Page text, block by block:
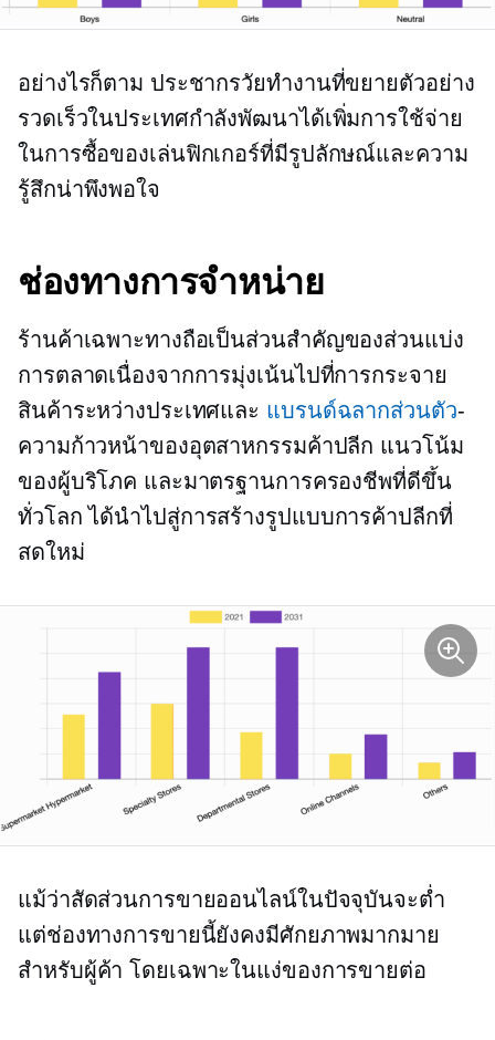
อย่างไรก็ตาม ประชากรวัยทำงานที่ขยายตัวอย่าง
รวดเร็วในประเทศกำลังพัฒนาได้เพิ่มการใช้จ่าย
ในการซื้อของเล่นฟิกเกอร์ที่มีรูปลักษณ์และความ
รู้สึกน่าพึงพอใจ
ช่องทางการจำหน่าย
ร้านค้าเฉพาะทางถือเป็นส่วนสำคัญของส่วนแบ่ง
การตลาดเนื่องจากการมุ่งเน้นไปที่การกระจาย
สินค้าระหว่างประเทศและ แบรนด์ฉลากส่วนตัว-
ความก้าวหน้าของอุตสาหกรรมค้าปลีก แนวโน้ม
ของผู้บริโภค และมาตรฐานการครองชีพที่ดีขึ้น
ทั่วโลก ได้นำไปสู่การสร้างรูปแบบการค้าปลีกที่
สดใหม่
แม้ว่าสัดส่วนการขายออนไลน์ในปัจจุบันจะต่ำ
แต่ช่องทางการขายนี้ยังคงมีศักยภาพมากมาย
สำหรับผู้ค้า โดยเฉพาะในแง่ของการขายต่อ